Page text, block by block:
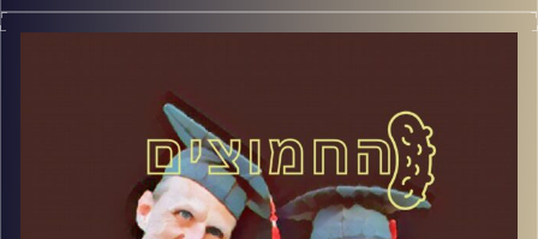
המערכת הפוליטית על ספת הפסיכולוג, עם פרופסור בועז בן-
דוד ופרופסור גלעד הירשברגר
קרדיט תמונות:AudioVersity